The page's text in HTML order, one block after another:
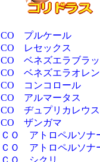
CO プルケール
CO レセックス
CO ベネズエラブラ
CO ベネズエラオレ
CO コンコロール
CO アルマータス
CO ヂュプリカレウス
CO ザンガマ
ＣＯ アトロペルソナ
ＣＯ アトロペルソナ
ＣＯ シクリ